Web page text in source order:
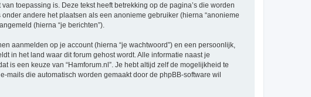
toepassing is. Deze tekst heeft betrekking op de pagina’s die worden
andere het plaatsen als een anonieme gebruiker (hierna “anonieme
(hierna “je berichten”).
aanmelden op je account (hierna “je wachtwoord”) en een persoonlijk,
in het land waar dit forum gehost wordt. Alle informatie naast je
is een keuze van “Hamforum.nl”. Je hebt altijd zelf de mogelijkheid te
mails die automatisch worden gemaakt door de phpBB-software wil